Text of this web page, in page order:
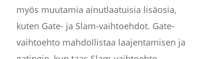
myös muutamia ainutlaatuisia lisäosia,
kuten Gate- ja Slam-vaihtoehdot. Gate-
vaihtoehto mahdollistaa laajentamisen ja